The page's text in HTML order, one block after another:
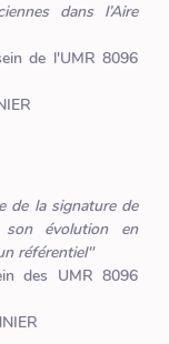
dans l’Aire
de l'UMR 8096
de la signature de
évolution en
référentiel"
des UMR 8096